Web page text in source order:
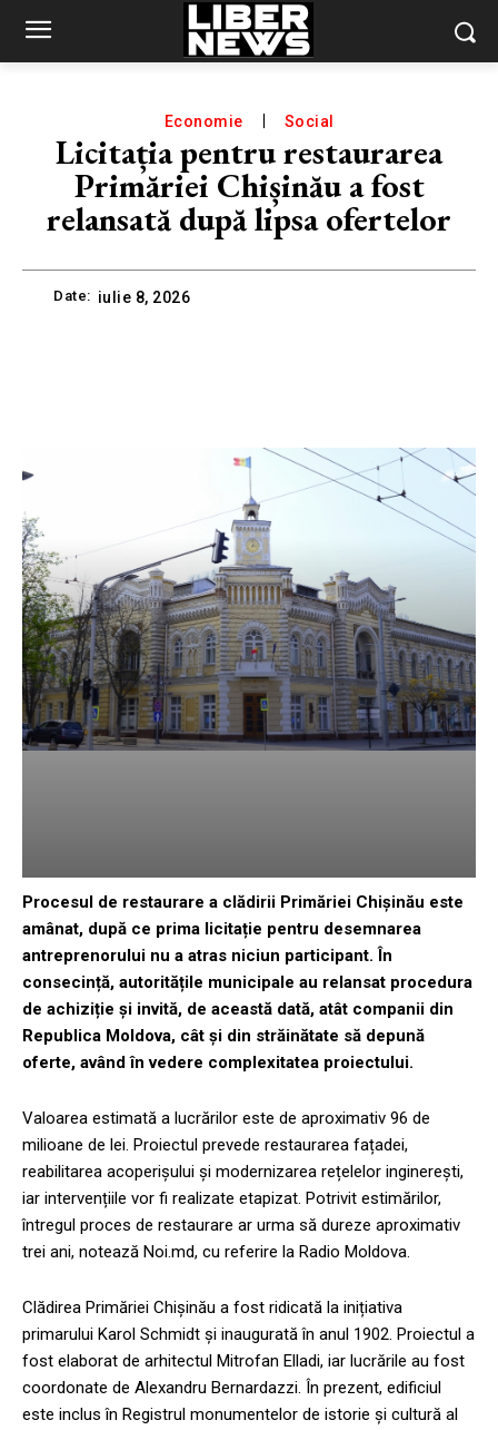
Economie Social
Licitația pentru restaurarea
Primăriei Chișinău a fost
relansată după lipsa ofertelor
Date: iulie 8, 2026
Procesul de restaurare a clădirii Primăriei Chișinău este
amânat, după ce prima licitație pentru desemnarea
antreprenorului nu a atras niciun participant. În
consecință, autoritățile municipale au relansat procedura
de achiziție și invită, de această dată, atât companii din
Republica Moldova, cât și din străinătate să depună
oferte, având în vedere complexitatea proiectului.
Valoarea estimată a lucrărilor este de aproximativ 96 de
milioane de lei. Proiectul prevede restaurarea fațadei,
reabilitarea acoperișului și modernizarea rețelelor inginerești,
iar intervențiile vor fi realizate etapizat. Potrivit estimărilor,
întregul proces de restaurare ar urma să dureze aproximativ
trei ani, notează Noi.md, cu referire la Radio Moldova.
Clădirea Primăriei Chișinău a fost ridicată la inițiativa
primarului Karol Schmidt și inaugurată în anul 1902. Proiectul a
fost elaborat de arhitectul Mitrofan Elladi, iar lucrările au fost
coordonate de Alexandru Bernardazzi. În prezent, edificiul
este inclus în Registrul monumentelor de istorie și cultură al